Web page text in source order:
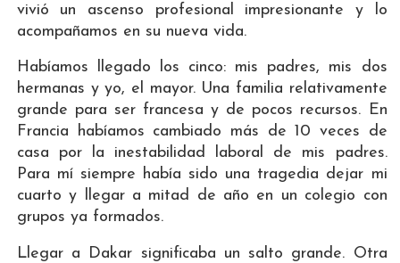
vivió un ascenso profesional impresionante y lo
acompañamos en su nueva vida.
Habíamos llegado los cinco: mis padres, mis dos
hermanas y yo, el mayor. Una familia relativamente
grande para ser francesa y de pocos recursos. En
Francia habíamos cambiado más de 10 veces de
casa por la inestabilidad laboral de mis padres.
Para mí siempre había sido una tragedia dejar mi
cuarto y llegar a mitad de año en un colegio con
grupos ya formados.
Llegar a Dakar significaba un salto grande. Otra